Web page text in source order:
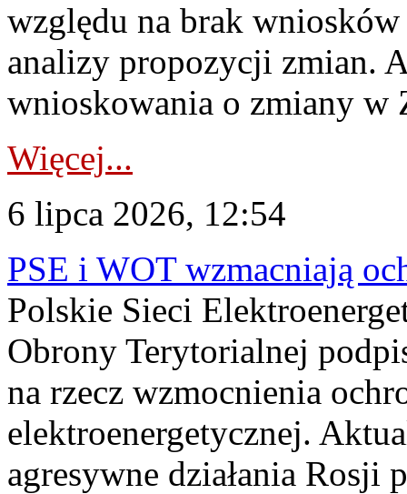
względu na brak
analizy propozycji zmian.
wnioskowania o zmiany w
Więcej...
6 lipca 2026, 12:54
PSE i WOT wzmacniają
Polskie Sieci
Obrony Terytorialnej
na rzecz wzmocnienia
elektroenergetycznej.
agresywne działania Rosji